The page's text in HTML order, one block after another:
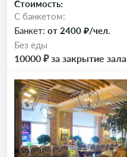
Стоимость:
C банкетом:
Банкет: от 2400 ₽/чел.
Без еды
10000 ₽ за закрытие зала